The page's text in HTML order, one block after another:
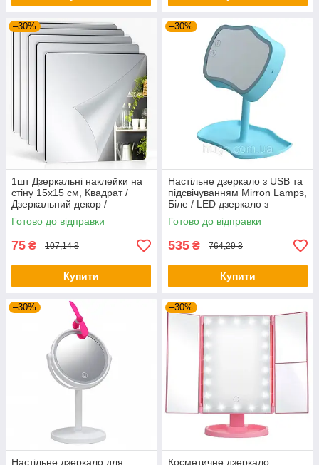
–30%
1шт Дзеркальні наклейки на
стіну 15x15 см, Квадрат /
Дзеркальний декор /
Акрилове дзеркало /
Дзеркальна мозайка
Готово до відправки
75 ₴ 107,14 ₴
Купити
–30%
Настільне дзеркало з USB та
підсвічуванням Mirron Lamps,
Біле / LED дзеркало з
підставкою / Косметичне
дзеркало
Готово до відправки
535 ₴ 764,29 ₴
Купити
–30%
Настільне дзеркало для
–30%
Косметичне дзеркало